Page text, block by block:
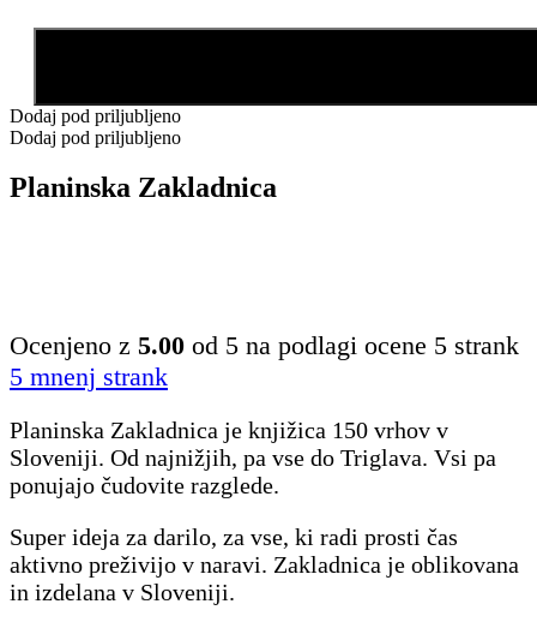
Dodaj pod priljubljeno
Dodaj pod priljubljeno
Planinska Zakladnica
Ocenjeno z 5.00 od 5 na podlagi ocene 5 strank
5 mnenj strank
Planinska Zakladnica je knjižica 150 vrhov v
Sloveniji. Od najnižjih, pa vse do Triglava. Vsi pa
ponujajo čudovite razglede.
Super ideja za darilo, za vse, ki radi prosti čas
aktivno preživijo v naravi. Zakladnica je oblikovana
in izdelana v Sloveniji.